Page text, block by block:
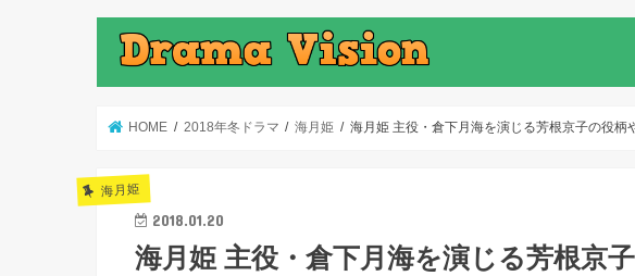
HOME 2018年冬ドラマ 海月姫 海月姫 主役・倉下月海を演じる芳根京子の役柄
海月姫
2018.01.20
海月姫 主役・倉下月海を演じる芳根京